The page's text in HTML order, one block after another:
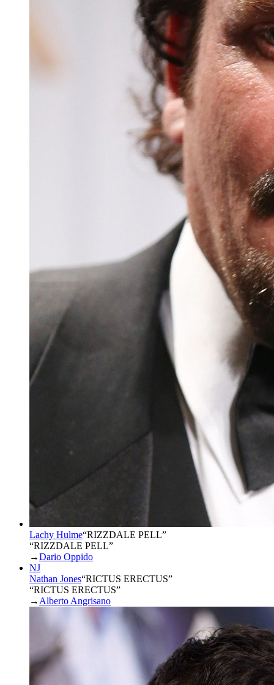
Lachy Hulme“RIZZDALE PELL”
“RIZZDALE PELL”
→Dario Oppido
NJ
Nathan Jones“RICTUS ERECTUS”
“RICTUS ERECTUS”
→ Alberto Angrisano